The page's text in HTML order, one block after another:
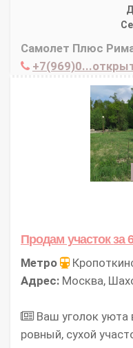
Самолет Плюс
Продам участокза
Метро
Адрес: Москва,
Ваш уголок уюта
ровный, сухой